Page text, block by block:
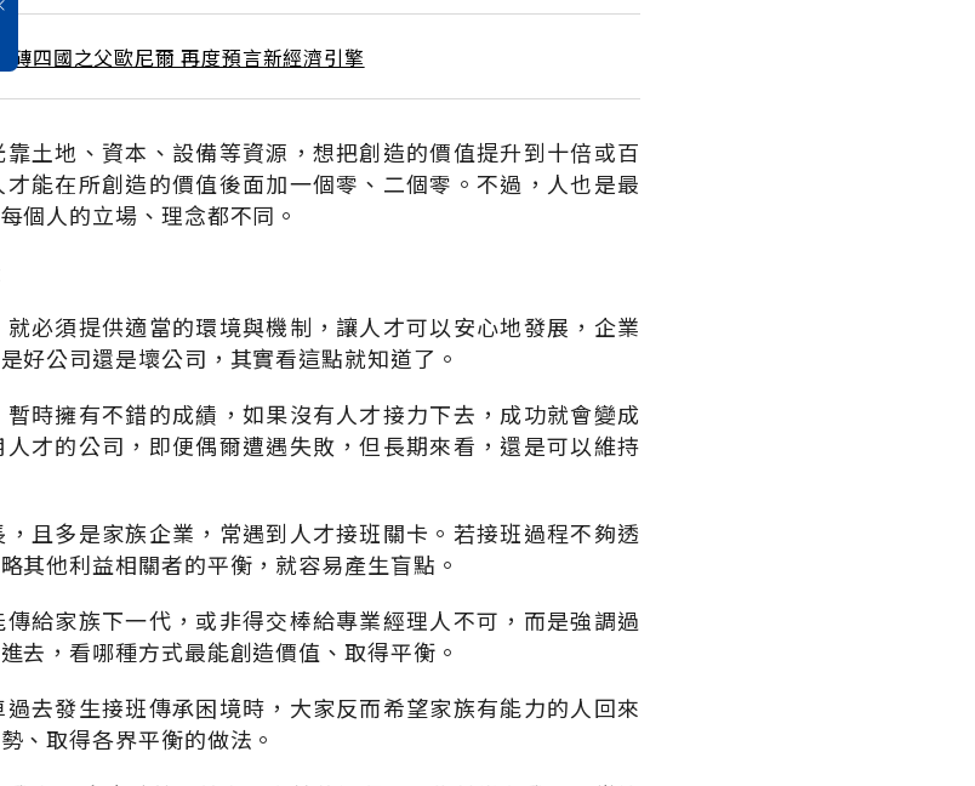
四國之父歐尼爾 再度預言新經濟引擎
土地、資本、設備等資源，想把創造的價值提升到十倍或百
能在所創造的價值後面加一個零、二個零。不過，人也是最
個人的立場、理念都不同。
必須提供適當的環境與機制，讓人才可以安心地發展，企業
好公司還是壞公司，其實看這點就知道了。
時擁有不錯的成績，如果沒有人才接力下去，成功就會變成
才的公司，即便偶爾遭遇失敗，但長期來看，還是可以維持
且多是家族企業，常遇到人才接班關卡。若接班過程不夠透
其他利益相關者的平衡，就容易產生盲點。
給家族下一代，或非得交棒給專業經理人不可，而是強調過
去，看哪種方式最能創造價值、取得平衡。
去發生接班傳承困境時，大家反而希望家族有能力的人回來
、取得各界平衡的做法。